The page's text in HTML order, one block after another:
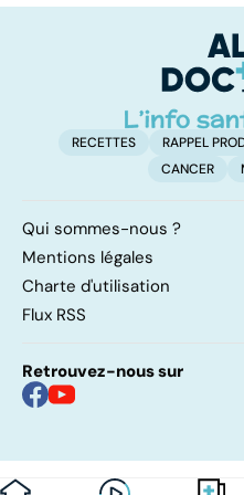
RECETTES RAPPEL
CANCER
Qui sommes-nous ?
Mentions légales
Charte d'utilisation
Flux RSS
Retrouvez-nous sur